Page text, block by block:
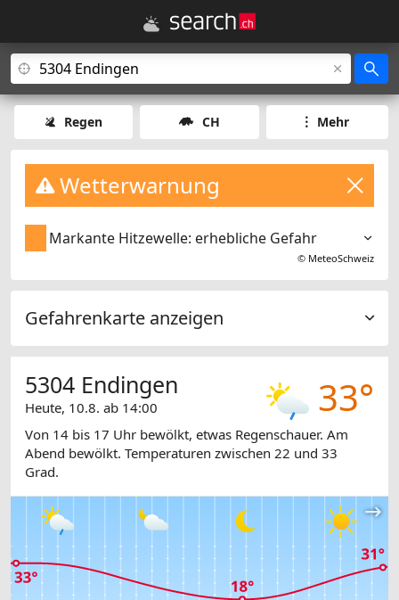
Regen CH Mehr
Wetterwarnung
Markante Hitzewelle: erhebliche Gefahr
© MeteoSchweiz
Gefahrenkarte anzeigen
33°
5304 Endingen
Heute, 10.8. ab 14:00
Von 14 bis 17 Uhr bewölkt, etwas Regenschauer. Am
Abend bewölkt. Temperaturen zwischen 22 und 33
Grad.